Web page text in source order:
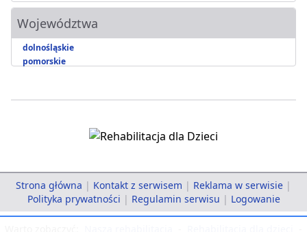
Województwa
dolnośląskie
pomorskie
Strona główna | Kontakt z serwisem | Reklama w serwisie |
Polityka prywatności | Regulamin serwisu | Logowanie